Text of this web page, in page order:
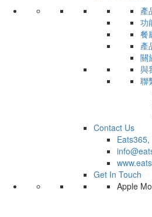
產
功
餐
產
關
與
聯
Contact Us
Eats365,
Get In Touch
Apple